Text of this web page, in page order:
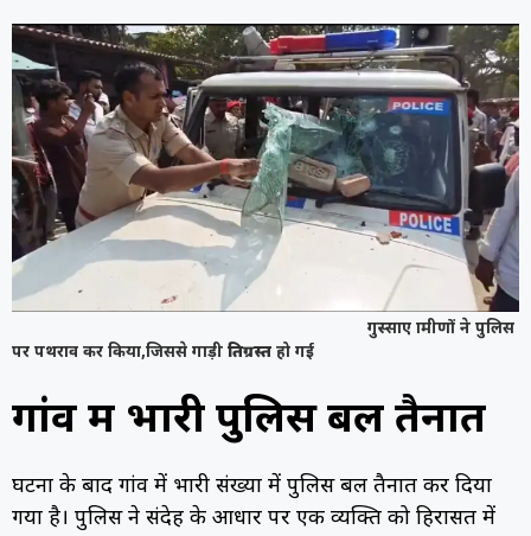
गुस्साए ग्रामीणों ने पुलिस
पर पथराव कर किया,जिससे गाड़ी क्षतिग्रस्त हो गई
गांव में भारी पुलिस बल तैनात
घटना के बाद गांव में भारी संख्या में पुलिस बल तैनात कर दिया
गया है। पुलिस ने संदेह के आधार पर एक व्यक्ति को हिरासत में